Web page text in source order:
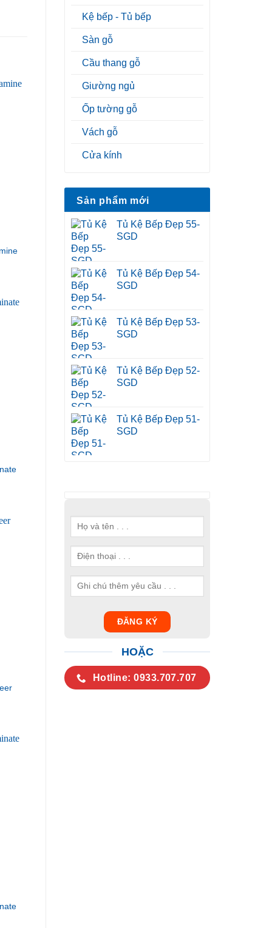
Kệ bếp - Tủ bếp
Sàn gỗ
Cầu thang gỗ
Giường ngủ
Ốp tường gỗ
Vách gỗ
Cửa kính
Sản phẩm mới
Tủ Kệ Bếp Đẹp 55-
SGD
Tủ Kệ Bếp Đẹp 54-
SGD
Tủ Kệ Bếp Đẹp 53-
SGD
Tủ Kệ Bếp Đẹp 52-
SGD
Tủ Kệ Bếp Đẹp 51-
SGD
HOẶC
Hotline: 0933.707.707